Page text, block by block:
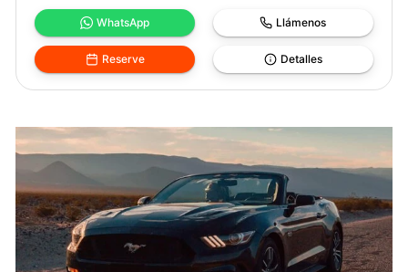
WhatsApp Llámenos
Reserve Detalles